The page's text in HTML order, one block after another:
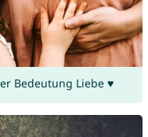
Bedeutung Liebe ♥